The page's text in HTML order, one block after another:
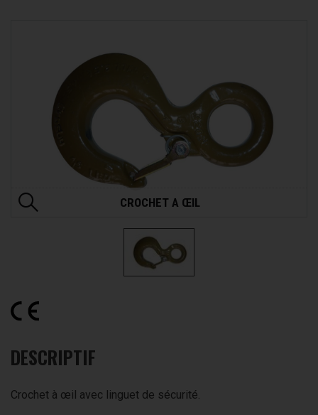
CROCHET A ŒIL
DESCRIPTIF
Crochet à œil avec linguet de sécurité.